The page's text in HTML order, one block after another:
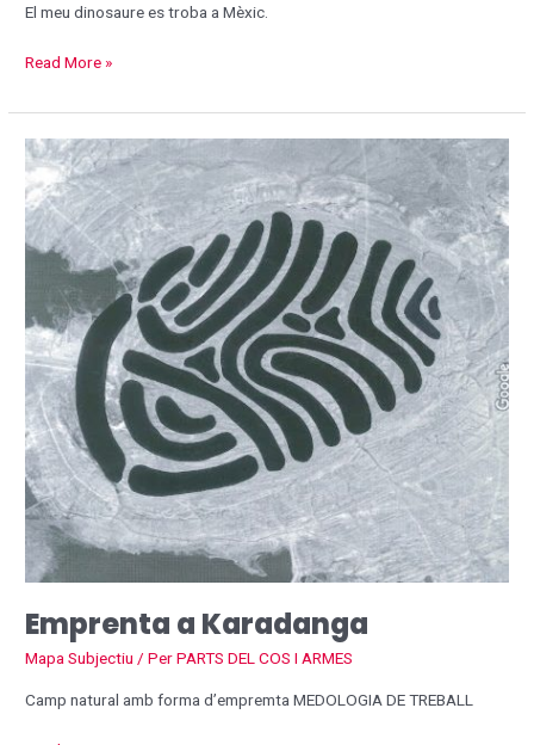
El meu dinosaure es troba a Mèxic.
Read More »
Emprenta a Karadanga
Mapa Subjectiu / PerPARTS DEL COS I ARMES
Camp natural amb forma d’empremta MEDOLOGIA DE TREBALL
Emprenta
a
Karadanga